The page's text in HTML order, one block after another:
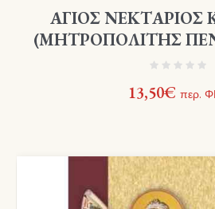
ΑΓΙΟΣ ΝΕΚΤΑΡΙΟΣ
(ΜΗΤΡΟΠΟΛΙΤΗΣ
13,50€ περ.